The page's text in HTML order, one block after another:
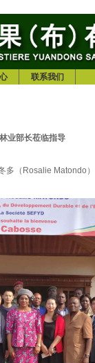
联系我们
业部长莅临指导
多（Rosalie Matondo